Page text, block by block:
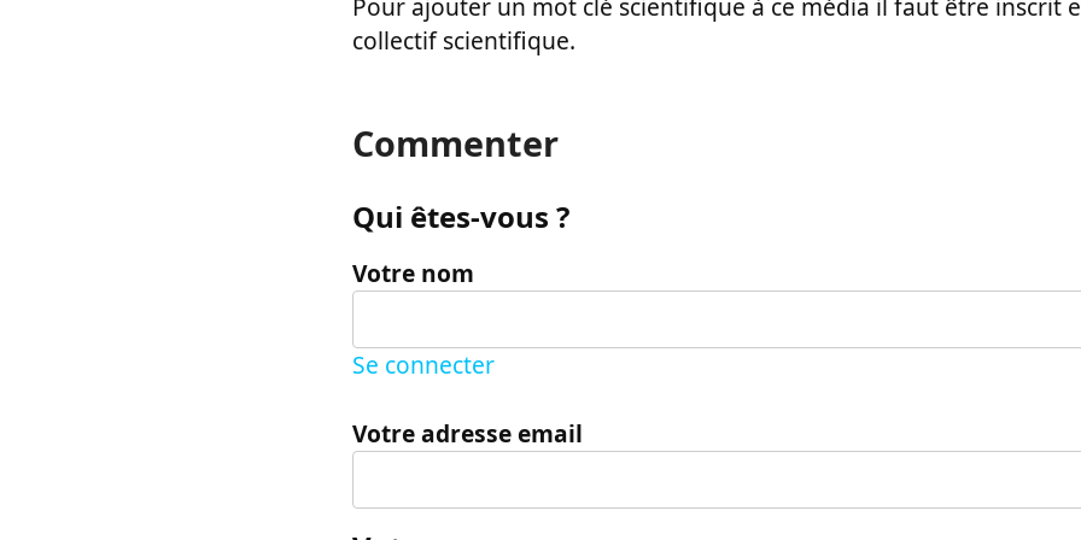
collectif scientifique.
Commenter
Qui êtes-vous ?
Votre nom
Se connecter
Votre adresse email